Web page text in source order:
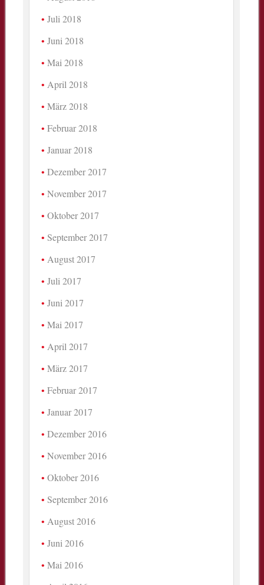
Juli 2018
Juni 2018
Mai 2018
April 2018
März 2018
Februar 2018
Januar 2018
Dezember 2017
November 2017
Oktober 2017
September 2017
August 2017
Juli 2017
Juni 2017
Mai 2017
April 2017
März 2017
Februar 2017
Januar 2017
Dezember 2016
November 2016
Oktober 2016
September 2016
August 2016
Juni 2016
Mai 2016